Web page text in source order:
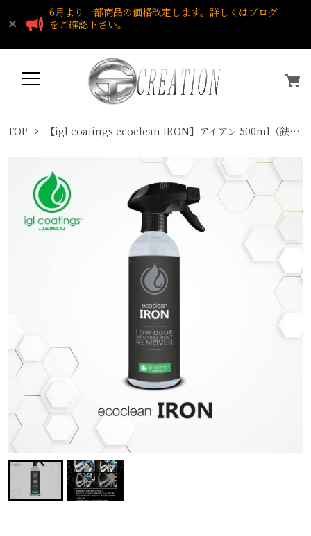
6月より一部商品の価格改定します。詳しくはブログ
をご確認下さい。
TOP 【igl coatings ecoclean IRON】アイアン 500ml（鉄粉除去剤）igl coatings Japan